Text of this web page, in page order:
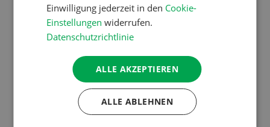
Betriebsführung
Ressourcen: Mit Fäusten
gegen die Alters-Sichtigkeit
Pflanzenbau
Einwilligung jederzeit in den Cookie-
Einstellungen widerrufen.
Datenschutzrichtlinie
ALLE AKZEPTIEREN
ALLE ABLEHNEN